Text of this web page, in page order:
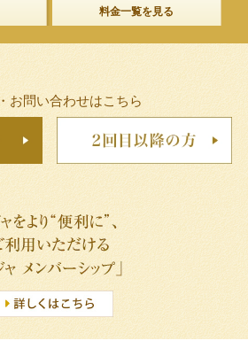
料金一覧を見る
お問い合わせはこちら